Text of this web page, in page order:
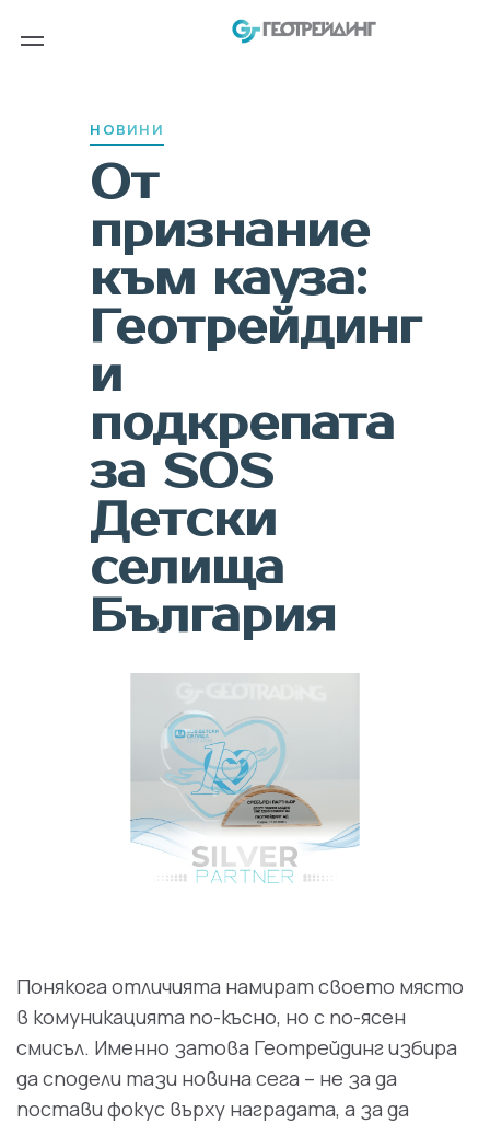
IN:
НОВИНИ
От
признание
към кауза:
Геотрейдинг
и
подкрепата
за SOS
Детски
селища
България
Понякога отличията намират своето място
в комуникацията по-късно, но с по-ясен
смисъл. Именно затова Геотрейдинг избира
да сподели тази новина сега – не за да
постави фокус върху наградата, а за да